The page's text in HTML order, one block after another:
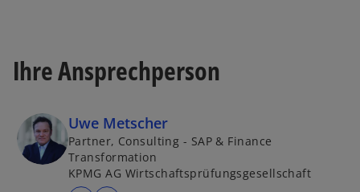
Ihre Ansprechperson
Uwe Metscher
Partner, Consulting - SAP & Finance
Transformation
KPMG AG Wirtschaftsprüfungsgesellschaft